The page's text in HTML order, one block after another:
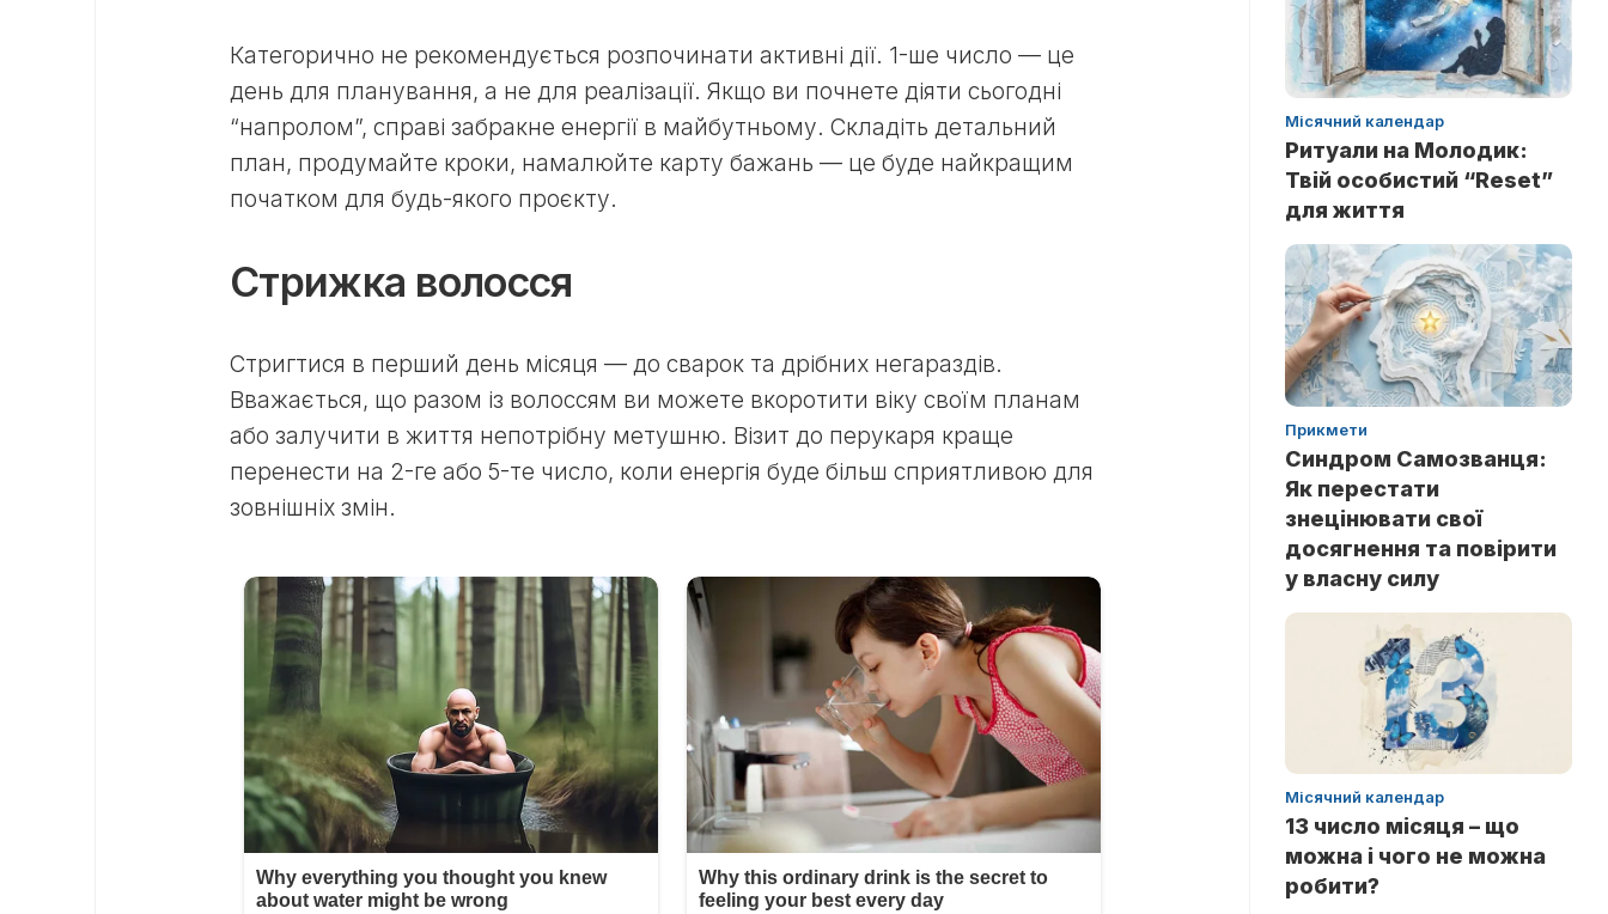
Категорично не рекомендується розпочинати активні дії. 1-ше число — це
день для планування, а не для реалізації. Якщо ви почнете діяти сьогодні
“напролом”, справі забракне енергії в майбутньому. Складіть детальний
план, продумайте кроки, намалюйте карту бажань — це буде найкращим
початком для будь-якого проєкту.
Стрижка волосся
Стригтися в перший день місяця — до сварок та дрібних негараздів.
Вважається, що разом із волоссям ви можете вкоротити віку своїм планам
або залучити в життя непотрібну метушню. Візит до перукаря краще
перенести на 2-ге або 5-те число, коли енергія буде більш сприятливою для
зовнішніх змін.
Місячний календар
Ритуали на Молодик:
Твій особистий “Reset”
для життя
Прикмети
Синдром Самозванця:
Як перестати
знецінювати свої
досягнення та повірити
у власну силу
Місячний календар
13 число місяця – що
можна і чого не можна
робити?